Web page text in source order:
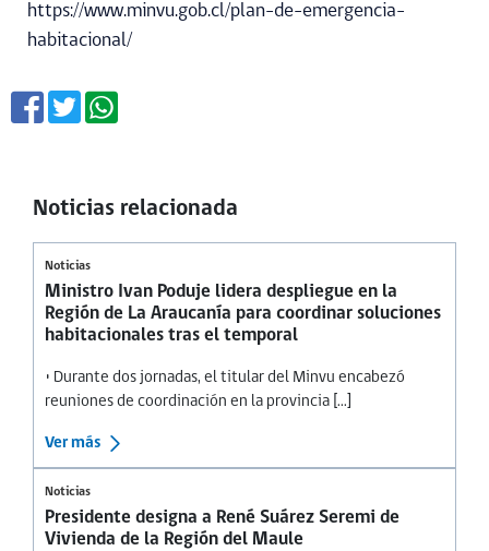
https://www.minvu.gob.cl/plan-de-emergencia-
habitacional/
Noticias relacionada
Noticias
Ministro Ivan Poduje lidera despliegue en la
Región de La Araucanía para coordinar soluciones
habitacionales tras el temporal
• Durante dos jornadas, el titular del Minvu encabezó
reuniones de coordinación en la provincia [...]
Ver más
Noticias
Presidente designa a René Suárez Seremi de
Vivienda de la Región del Maule